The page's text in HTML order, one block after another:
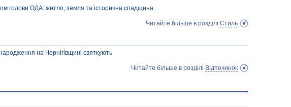
голови ОДА: житло, земля та історична спадщина
Читайте більше в розділі Стиль
на Чернігівщині святкують
Читайте більше в розділі Відпочинок